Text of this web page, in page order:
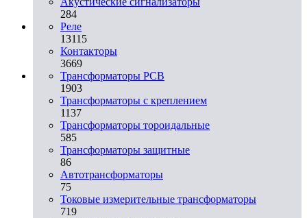
284
Реле
13115
Контакторы
3669
Трансформаторы PCB
1903
Трансформаторы с креплением
1137
Трансформаторы тороидальные
585
Трансформаторы защитные
86
Автотрансформаторы
75
Токовые измерительные трансформаторы
719